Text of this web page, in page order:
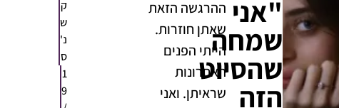
"אני
שמחה
שהסיוט
הזה
ההרגשה הזאת
שאתן חוזרות.
הייתי הפנים
האחרונות
שראיתן. ואני
ק
ש
נ'
ס
1
9